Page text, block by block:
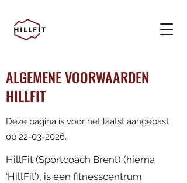
ALGEMENE VOORWAARDEN
HILLFIT
Deze pagina is voor het laatst aangepast
op 22-03-2026.
HillFit (Sportcoach Brent) (hierna
‘HillFit’), is een fitnesscentrum